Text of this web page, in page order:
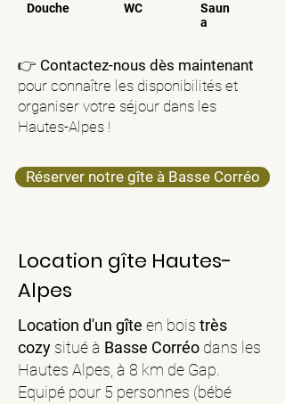
Douche WC
Saun
a
👉 Contactez-nous dès maintenant
pour connaître les disponibilités et
organiser votre séjour dans les
Hautes-Alpes !
Réserver notre gîte à Basse Corréo
Location gîte Hautes-
Alpes
Location d'un gîte en bois très
cozy situé à Basse Corréo dans les
Hautes Alpes, à 8 km de Gap.
Equipé pour 5 personnes (bébé